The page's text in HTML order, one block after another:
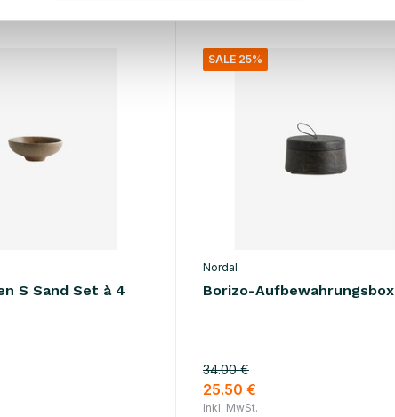
S Sand Set à 4
SALE 25%
Nordal
Borizo-Aufbewahrungsbox
34.00 €
25.50 €
Inkl. MwSt.